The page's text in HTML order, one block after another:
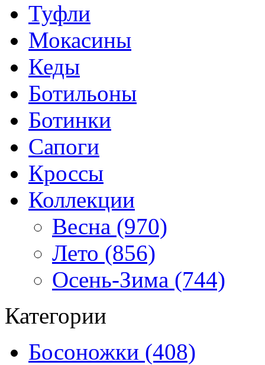
Туфли
Мокасины
Кеды
Ботильоны
Ботинки
Сапоги
Кроссы
Коллекции
Весна (970)
Лето (856)
Осень-Зима (744)
Категории
Босоножки (408)